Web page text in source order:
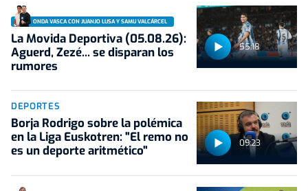
55:18
ONDA VASCA CON JUANJO LUSA Y SAMU VALCÁRCEL
La Movida Deportiva (05.08.26):
Aguerd, Zezé... se disparan los
rumores
09:23
DEPORTES
Borja Rodrigo sobre la polémica
en la Liga Euskotren: "El remo no
es un deporte aritmético"